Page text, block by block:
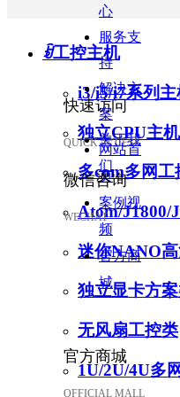
DC超薄供电
ꀁ工控主机
i3/i5/i7系列主
独立CPU主机
多com多网工
Atom/J1800/
迷你NANO
独立显卡方
无风扇工控类
1U/2U/4U多
心
服务支
持
解决方
案
关于我
们
快速访问
QUICK ACCESS
网站首
页
案例视
频
官方商
城
微信咨询
WECHAT
官方商城
OFFICIAL MALL